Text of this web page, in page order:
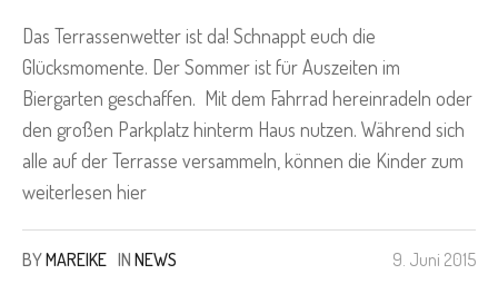
Das Terrassenwetter ist da! Schnappt euch die
Glücksmomente. Der Sommer ist für Auszeiten im
Biergarten geschaffen. Mit dem Fahrrad hereinradeln oder
den großen Parkplatz hinterm Haus nutzen. Während sich
alle auf der Terrasse versammeln, können die Kinder zum
weiterlesen hier
9. Juni 2015
BYMAREIKE IN NEWS